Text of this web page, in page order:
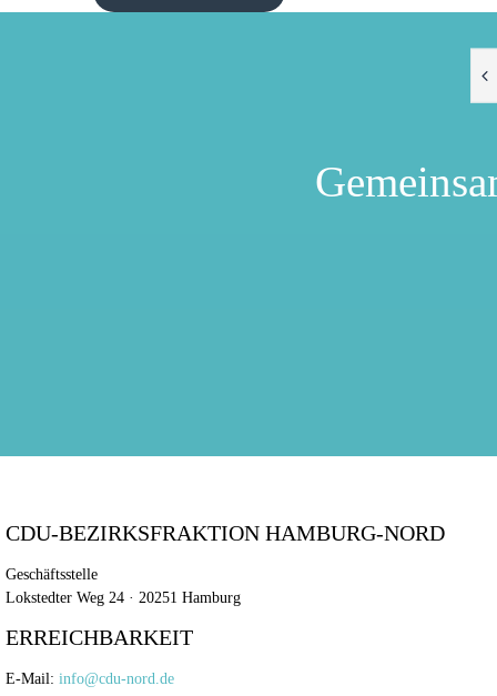
CDU-BEZIRKSFRAKTION HAMBURG-NORD
Geschäftsstelle
Lokstedter Weg 24 · 20251 Hamburg
ERREICHBARKEIT
E-Mail: info@cdu-nord.de